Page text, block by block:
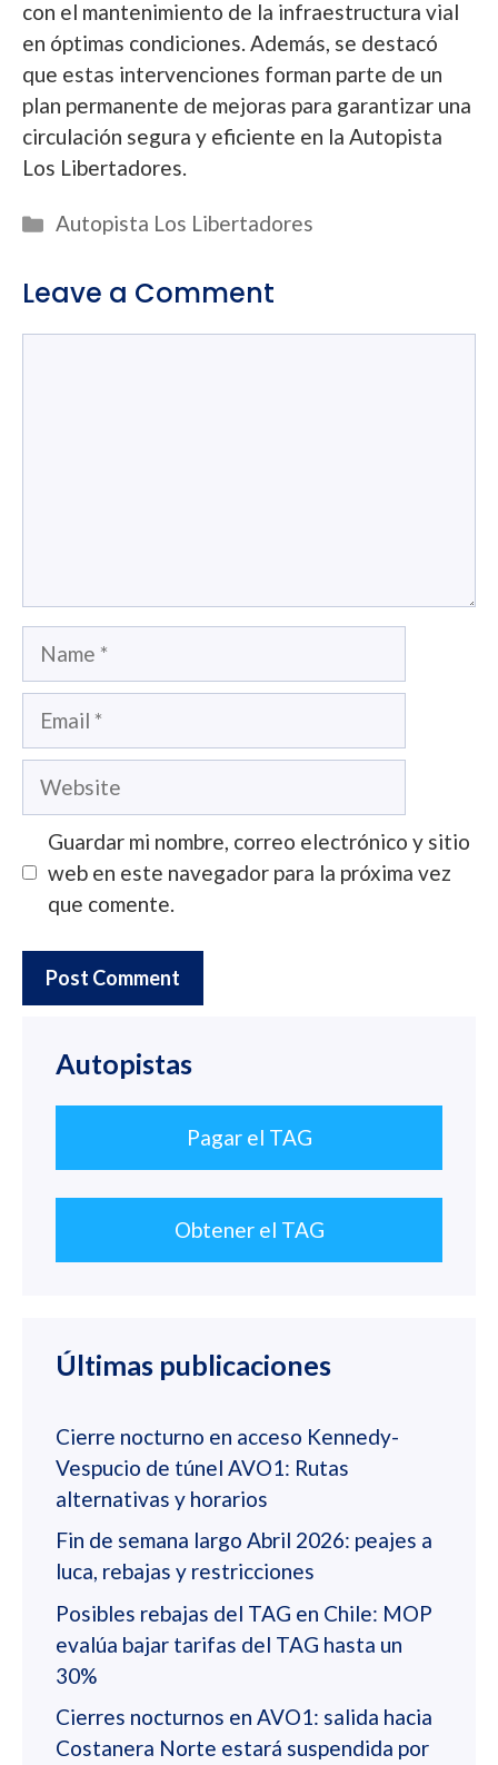
con el mantenimiento de la infraestructura vial
en óptimas condiciones. Además, se destacó
que estas intervenciones forman parte de un
plan permanente de mejoras para garantizar una
circulación segura y eficiente en la Autopista
Los Libertadores.
Categories
Autopista Los Libertadores
Leave a Comment
Name
Email
Website
Guardar mi nombre, correo electrónico y sitio
web en este navegador para la próxima vez
que comente.
Autopistas
Pagar el TAG
Obtener el TAG
Últimas publicaciones
Cierre nocturno en acceso Kennedy-
Vespucio de túnel AVO1: Rutas
alternativas y horarios
Fin de semana largo Abril 2026: peajes a
luca, rebajas y restricciones
Posibles rebajas del TAG en Chile: MOP
evalúa bajar tarifas del TAG hasta un
30%
Cierres nocturnos en AVO1: salida hacia
Costanera Norte estará suspendida por